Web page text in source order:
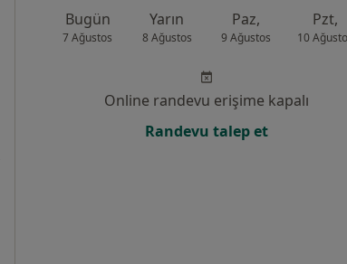
Bugün
7 Ağustos
Yarın
8 Ağustos
Paz,
9 Ağustos
Pzt,
10
Online randevu erişime kapalı
Randevu talep et